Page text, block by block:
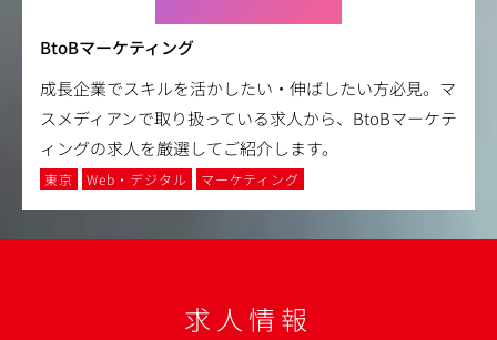
BtoBマーケティング
成長企業でスキルを活かしたい・伸ばしたい方必見。マ
スメディアンで取り扱っている求人から、BtoBマーケテ
ィングの求人を厳選してご紹介します。
東京 Web・デジタル マーケティング
求人情報